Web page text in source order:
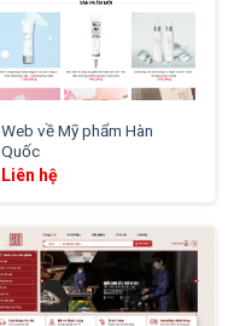
Web về Mỹ phẩm Hàn
Quốc
Liên hệ